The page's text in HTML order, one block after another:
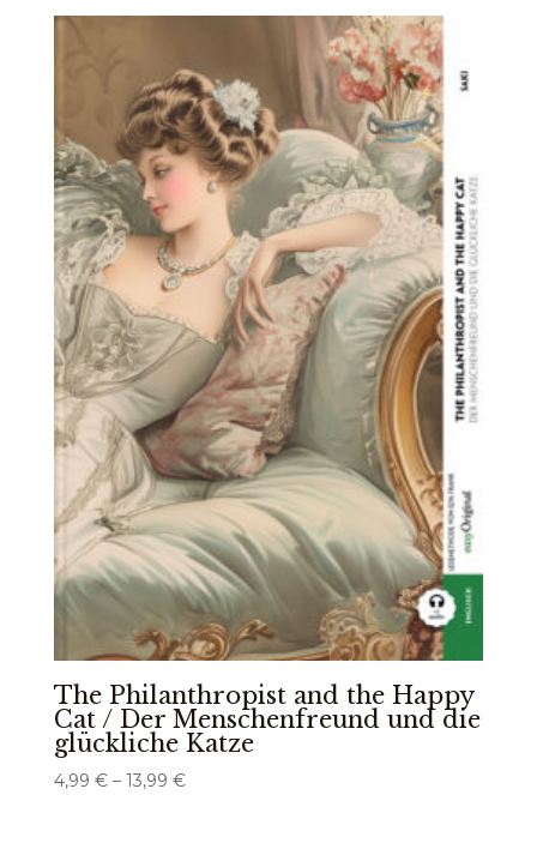
The Philanthropist and the Happy
Cat / Der Menschenfreund und die
glückliche Katze
4,99 € – 13,99 €Preisspanne: